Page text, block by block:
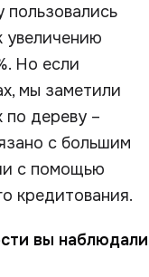
пользовались
увеличению
Но если
мы заметили
по дереву –
с большим
с помощью
кредитования.
вы наблюдали